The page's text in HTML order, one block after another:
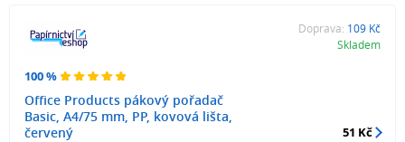
100 %
Office Products pákový pořadač
Basic, A4/75 mm, PP, kovová lišta,
červený
Doprava: 109 Kč
Skladem
51 Kč